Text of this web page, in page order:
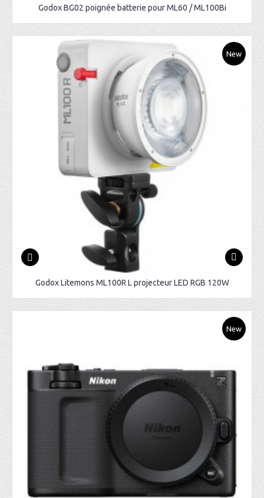
Godox BG02 poignée batterie pour ML60 / ML100Bi
New
Godox Litemons ML100R L projecteur LED RGB 120W
New